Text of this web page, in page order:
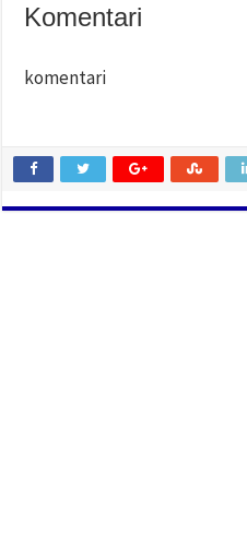
Komentari
komentari